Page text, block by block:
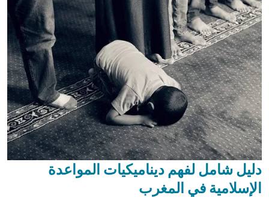
دليل شامل لفهم ديناميكيات المواعدة
الإسلامية في المغرب